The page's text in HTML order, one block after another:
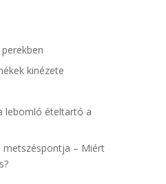
kinézete
lebomló ételtartó a
metszéspontja – Miért